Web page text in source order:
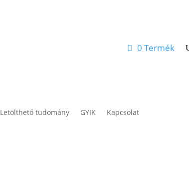
0 Termék
Letölthető tudomány GYIK Kapcsolat